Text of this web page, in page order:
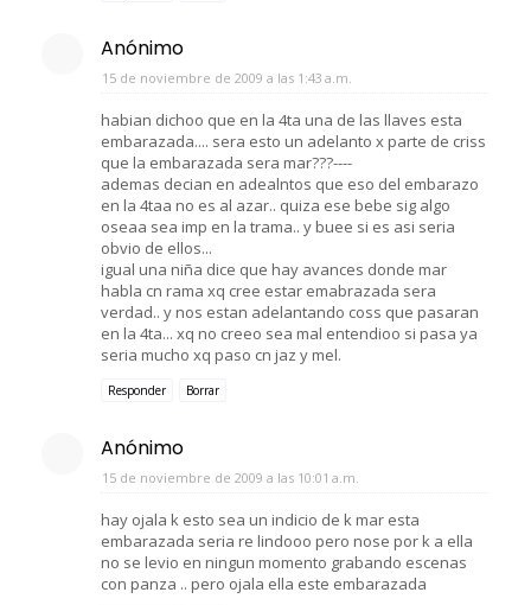
Anónimo
15 de noviembre de 2009 a las 1:43 a.m.
habian dichoo que en la 4ta una de las llaves esta
embarazada.... sera esto un adelanto x parte de criss
que la embarazada sera mar???----
ademas decian en adealntos que eso del embarazo
en la 4taa no es al azar.. quiza ese bebe sig algo
oseaa sea imp en la trama.. y buee si es asi seria
obvio de ellos...
igual una niña dice que hay avances donde mar
habla cn rama xq cree estar emabrazada sera
verdad.. y nos estan adelantando coss que pasaran
en la 4ta... xq no creeo sea mal entendioo si pasa ya
seria mucho xq paso cn jaz y mel.
Responder Borrar
Anónimo
15 de noviembre de 2009 a las 10:01 a.m.
hay ojala k esto sea un indicio de k mar esta
embarazada seria re lindooo pero nose por k a ella
no se levio en ningun momento grabando escenas
con panza .. pero ojala ella este embarazada